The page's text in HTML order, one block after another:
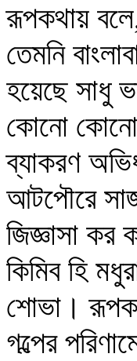
রূপকথায়
তেমনি
হয়েছে সাধু
কোনো কোনো
ব্যাকরণ
আটপৌরে
জিজ্ঞাসা কর
কিমিব হি
শোভা।
গল্পের